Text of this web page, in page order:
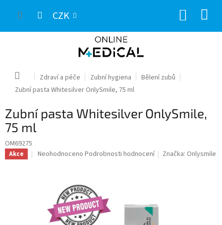
CZK
Domů Zdraví a péče Zubní hygiena
Bělení zubů
Zubní pasta Whitesilver OnlySmile, 75 ml
Zubní pasta Whitesilver OnlySmile,
75 ml
OM69275
Akce
Průměrné
hvězdiček.
Neohodnoceno Podrobnosti hodnocení Značka: Onlysmile